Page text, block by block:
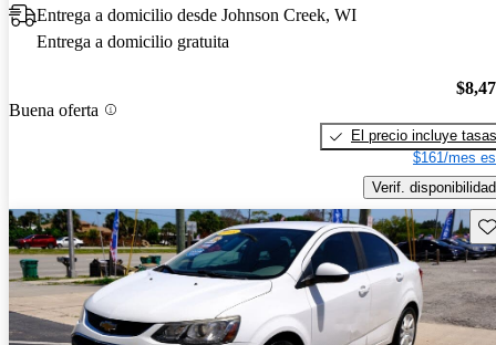
Entrega a domicilio desde Johnson Creek, WI
Entrega a domicilio gratuita
Buena oferta
El precio incluye tasas
$161/mes
Verif. disponibilidad